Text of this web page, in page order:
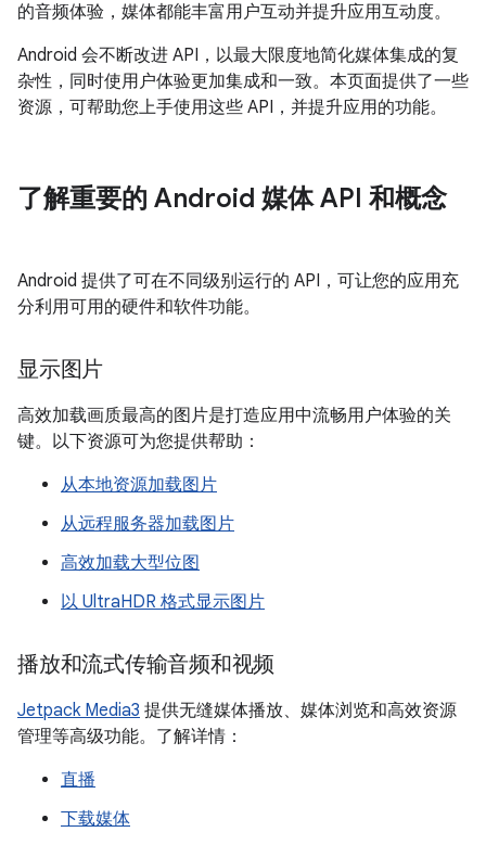
的音频体验，媒体都能丰富用户互动并提升应用互动度。
Android 会不断改进 API，以最大限度地简化媒体集成的复
杂性，同时使用户体验更加集成和一致。本页面提供了一些
资源，可帮助您上手使用这些 API，并提升应用的功能。
了解重要的 Android 媒体 API 和概念
Android 提供了可在不同级别运行的 API，可让您的应用充
分利用可用的硬件和软件功能。
显示图片
高效加载画质最高的图片是打造应用中流畅用户体验的关
键。以下资源可为您提供帮助：
从本地资源加载图片
从远程服务器加载图片
高效加载大型位图
以 UltraHDR 格式显示图片
播放和流式传输音频和视频
Jetpack Media3 提供无缝媒体播放、媒体浏览和高效资源
管理等高级功能。了解详情：
直播
下载媒体